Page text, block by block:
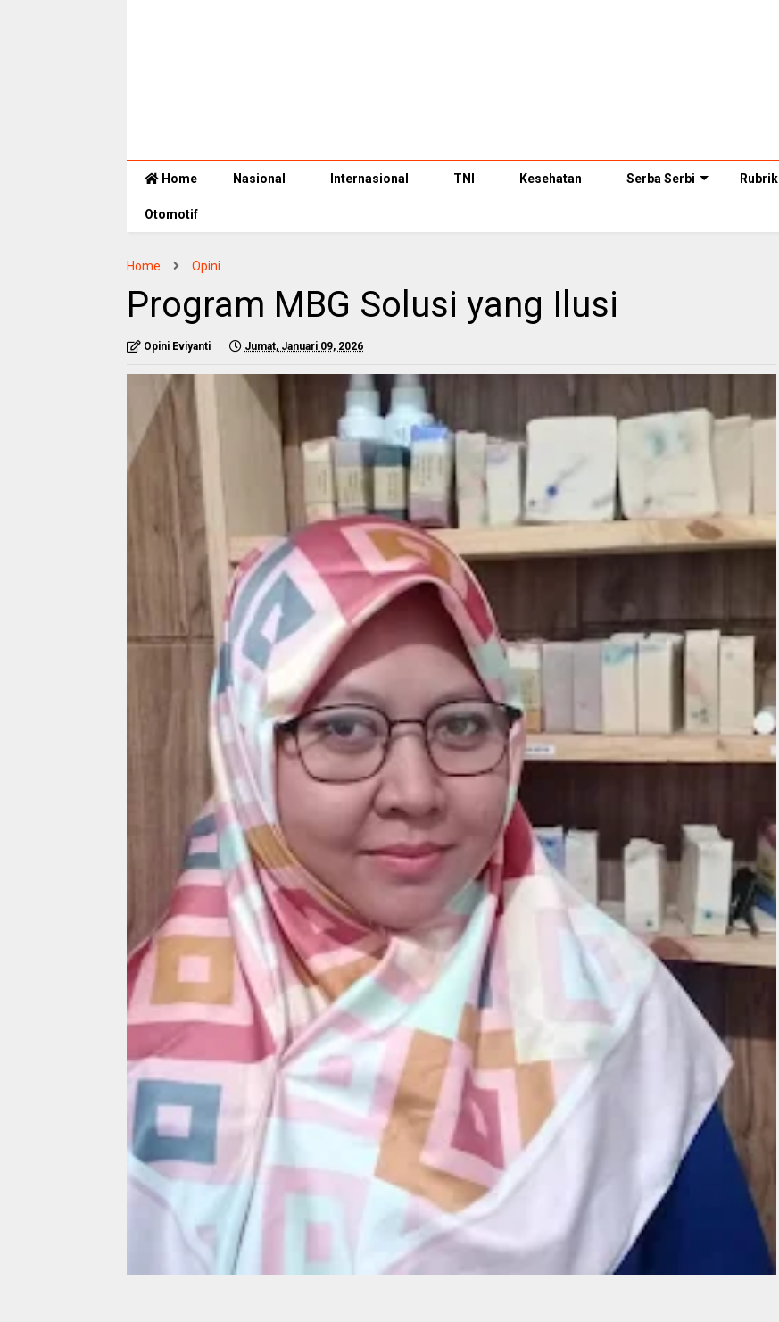
Home Nasional Internasional TNI Kesehatan Serba Serbi Rubrik
Otomotif
Home Opini
Program MBG Solusi yang Ilusi
Opini Eviyanti Jumat, Januari 09, 2026